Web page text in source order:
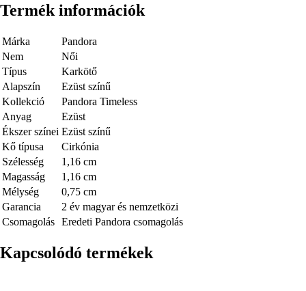
Termék információk
Márka
Pandora
Nem
Női
Típus
Karkötő
Alapszín
Ezüst színű
Kollekció
Pandora Timeless
Anyag
Ezüst
Ékszer színei Ezüst színű
Kő típusa
Cirkónia
Szélesség
1,16 cm
Magasság
1,16 cm
Mélység
0,75 cm
Garancia
2 év magyar és nemzetközi
Csomagolás Eredeti Pandora csomagolás
Kapcsolódó termékek